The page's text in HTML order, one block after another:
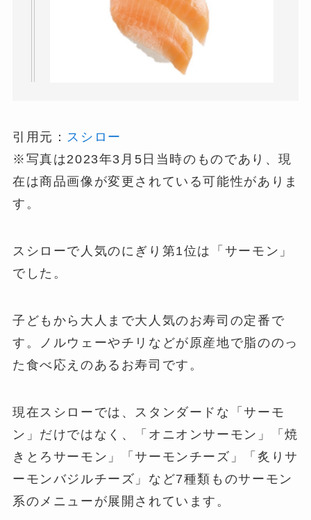
引用元： スシロー
※写真は2023年3月5日当時のものであり、現
在は商品画像が変更されている可能性がありま
す。
スシローで人気のにぎり第1位は「サーモン」
でした。
子どもから大人まで大人気のお寿司の定番で
す。ノルウェーやチリなどが原産地で脂ののっ
た食べ応えのあるお寿司です。
現在スシローでは、スタンダードな「サーモ
ン」だけではなく、「オニオンサーモン」「焼
きとろサーモン」「サーモンチーズ」「炙りサ
ーモンバジルチーズ」など7種類ものサーモン
系のメニューが展開されています。